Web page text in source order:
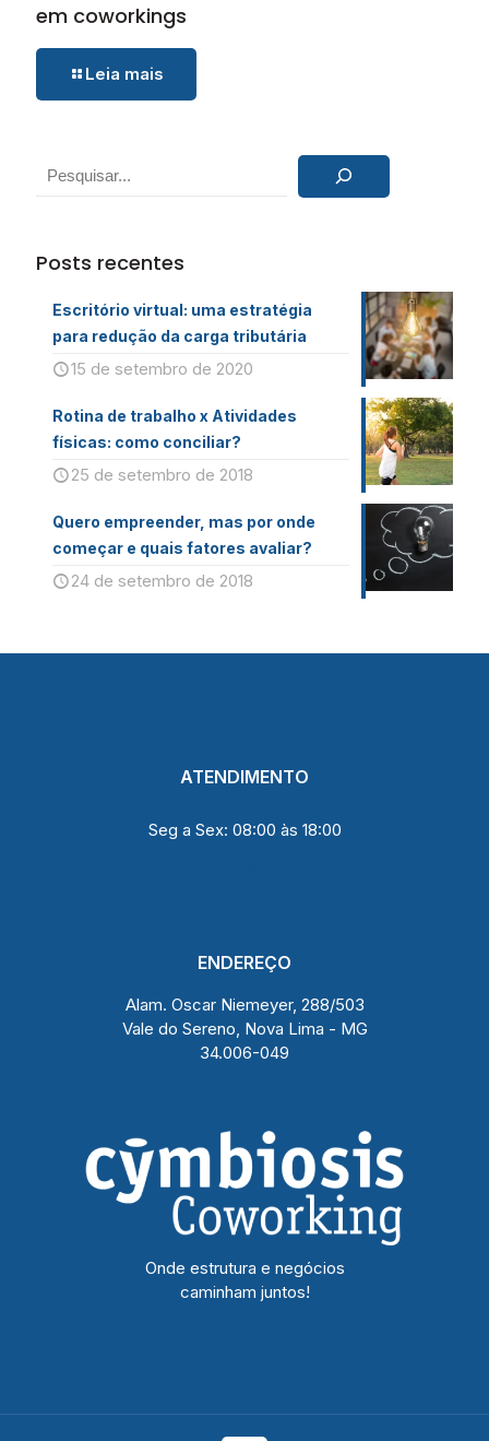
em coworkings
Leia mais
Pesquisar
Posts recentes
Escritório virtual: uma estratégia
para redução da carga tributária
15 de setembro de 2020
Rotina de trabalho x Atividades
físicas: como conciliar?
25 de setembro de 2018
Quero empreender, mas por onde
começar e quais fatores avaliar?
24 de setembro de 2018
ATENDIMENTO
Seg a Sex: 08:00 às 18:00
ENDEREÇO
Alam. Oscar Niemeyer, 288/503
Vale do Sereno, Nova Lima - MG
34.006-049
Onde estrutura e negócios
caminham juntos!